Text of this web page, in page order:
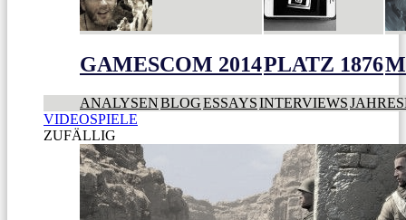
GAMESCOM 2014PLATZ 1876
ANALYSENBLOGESSAYSINTERVIEWS
VIDEOSPIELE
ZUFÄLLIG